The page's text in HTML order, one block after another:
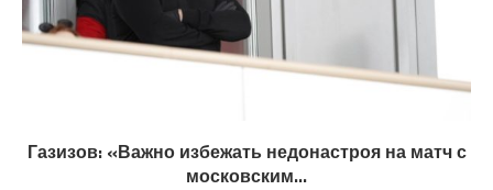
Газизов: «Важно избежать недонастроя на матч с
московским...